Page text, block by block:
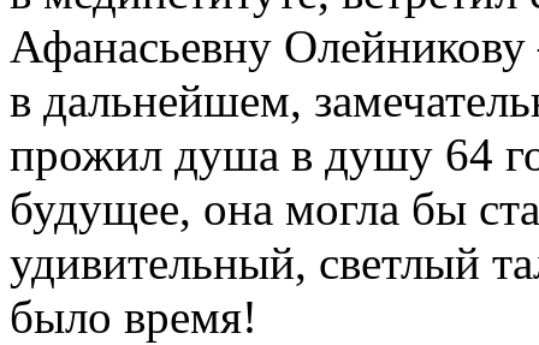
Афанасьевну
в дальнейшем,
прожил душа в душу 64
будущее, она могла бы
удивительный, светлый
было время!